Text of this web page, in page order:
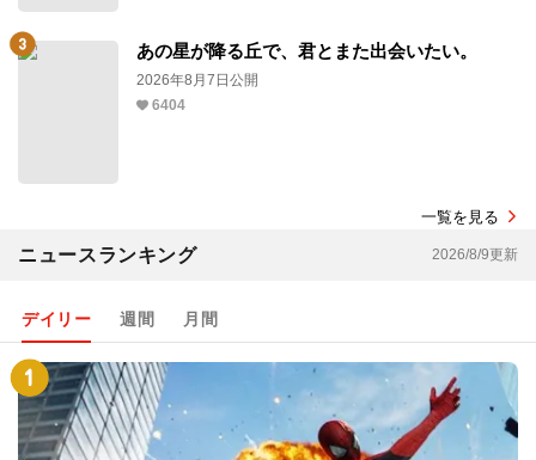
あの星が降る丘で、君とまた出会いたい。
2026年8月7日公開
6404
一覧を見る
ニュースランキング 2026/8/9更新
デイリー 週間 月間